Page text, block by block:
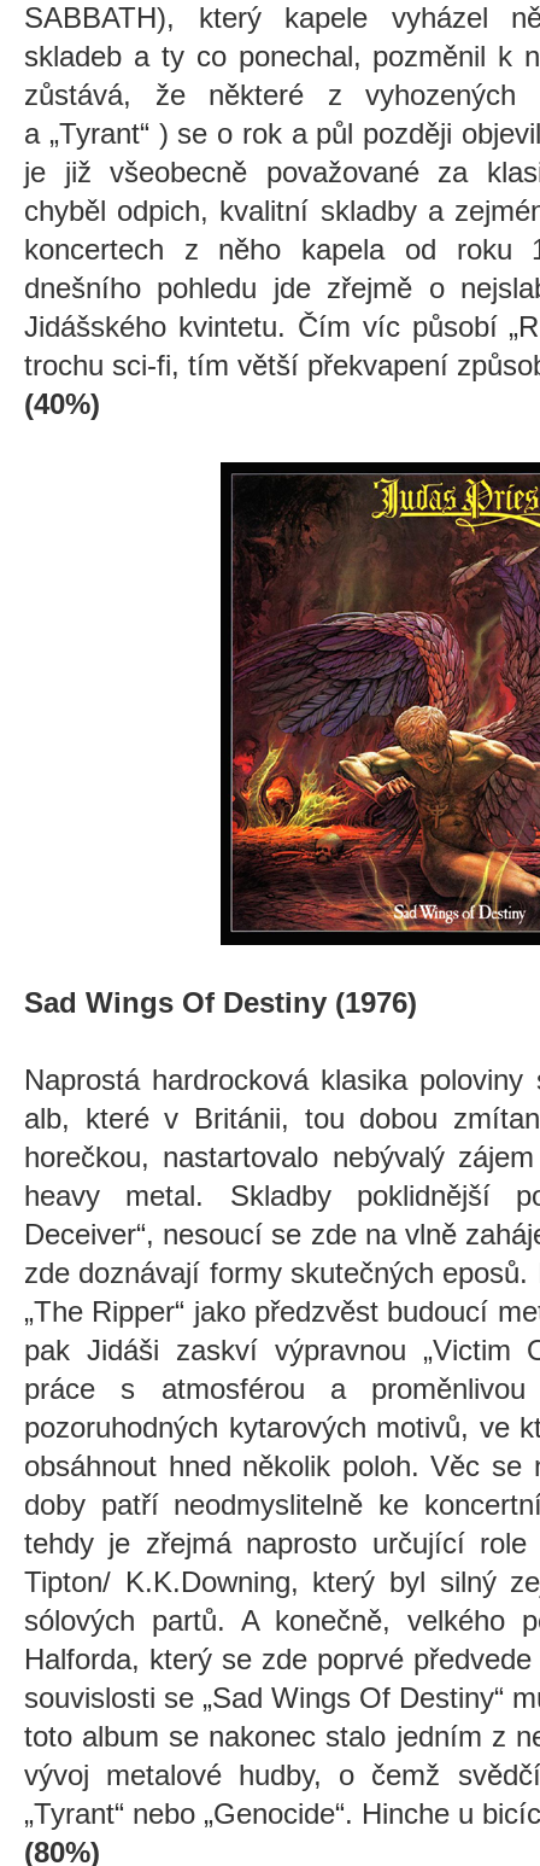
SABBATH), který kapele vyházel
skladeb a ty co ponechal, pozměnil k
zůstává, že některé z
a „Tyrant“ ) se o rok a půl později
je již všeobecně považované za
chyběl odpich, kvalitní skladby a
koncertech z něho kapela od roku
dnešního pohledu jde zřejmě o
Jidášského kvintetu. Čím víc působí
trochu sci-fi, tím větší překvapení
(40%)
Sad Wings Of Destiny (1976)
Naprostá hardrocková klasika
alb, které v Británii, tou dobou
horečkou, nastartovalo nebývalý
heavy metal. Skladby poklidnější
Deceiver“, nesoucí se zde na vlně
zde doznávají formy skutečných
„The Ripper“ jako předzvěst budoucí
pak Jidáši zaskví výpravnou „Victim
práce s atmosférou a
pozoruhodných kytarových motivů, ve
obsáhnout hned několik poloh. Věc
doby patří neodmyslitelně ke
tehdy je zřejmá naprosto určující role
Tipton/ K.K.Downing, který byl silný
sólových partů. A konečně, velkého
Halforda, který se zde poprvé
souvislosti se „Sad Wings Of Destiny“
toto album se nakonec stalo jedním z
vývoj metalové hudby, o čemž
„Tyrant“ nebo „Genocide“. Hinche u
(80%)